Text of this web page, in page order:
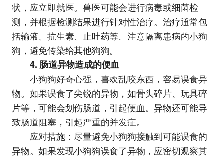
状，应立即就医。兽医可能会进行病毒或细菌检
测，并根据检测结果进行针对性治疗。治疗通常包
括输液、抗生素、止吐药等。注意隔离患病的小狗
狗，避免传染给其他狗狗。
4. 肠道异物造成的便血
小狗狗好奇心强，喜欢乱咬东西，容易误食异
物。如果误食了尖锐的异物，如骨头碎片、玩具碎
片等，可能会划伤肠道，引起便血。异物还可能导
致肠道阻塞，引起严重的并发症。
应对措施：尽量避免小狗狗接触到可能误食的
异物。如果发现小狗狗误食了异物，应密切观察其